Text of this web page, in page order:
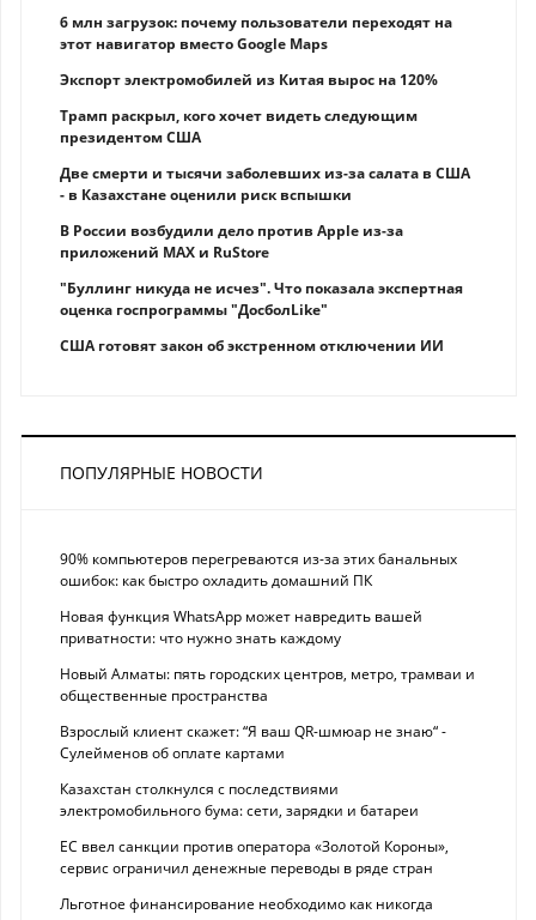
6 млн загрузок: почему пользователи переходят на
этот навигатор вместо Google Maps
Экспорт электромобилей из Китая вырос на 120%
Трамп раскрыл, кого хочет видеть следующим
президентом США
Две смерти и тысячи заболевших из-за салата в США
- в Казахстане оценили риск вспышки
В России возбудили дело против Apple из-за
приложений MAX и RuStore
"Буллинг никуда не исчез". Что показала экспертная
оценка госпрограммы "ДосболLike"
США готовят закон об экстренном отключении ИИ
ПОПУЛЯРНЫЕ НОВОСТИ
90% компьютеров перегреваются из-за этих банальных
ошибок: как быстро охладить домашний ПК
Новая функция WhatsApp может навредить вашей
приватности: что нужно знать каждому
Новый Алматы: пять городских центров, метро, трамваи и
общественные пространства
Взрослый клиент скажет: “Я ваш QR-шмюар не знаю“ -
Сулейменов об оплате картами
Казахстан столкнулся с последствиями
электромобильного бума: сети, зарядки и батареи
ЕС ввел санкции против оператора «Золотой Короны»,
сервис ограничил денежные переводы в ряде стран
Льготное финансирование необходимо как никогда